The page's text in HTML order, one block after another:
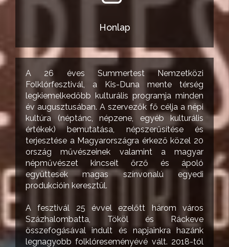
Honlap
A 26 éves Summertest Nemzetközi
Folklórfesztivál, a Kis-Duna mente térség
legkiemelkedőbb kulturális programja minden
év augusztusában. A szervezők fő célja a népi
kultúra (néptánc, népzene, egyéb kulturális
értékek) bemutatása, népszerűsítése és
terjesztése a Magyarországra érkező közel 20
ország művészeinek valamint a magyar
népművészet kincseit őrző és ápoló
együttesek magas színvonalú egyedi
produkcióin keresztül.
A fesztivál 25 évvel ezelőtt három város
Százhalombatta, Tököl és Ráckeve
összefogásával indult és napjainkra hazánk
legnagyobb folklóreseményévé vált. 2018-tól